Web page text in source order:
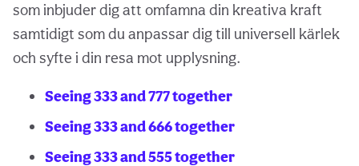
som inbjuder dig att omfamna din kreativa kraft
samtidigt som du anpassar dig till universell kärlek
och syfte i din resa mot upplysning.
Seeing 333 and 777 together
Seeing 333 and 666 together
Seeing 333 and 555 together